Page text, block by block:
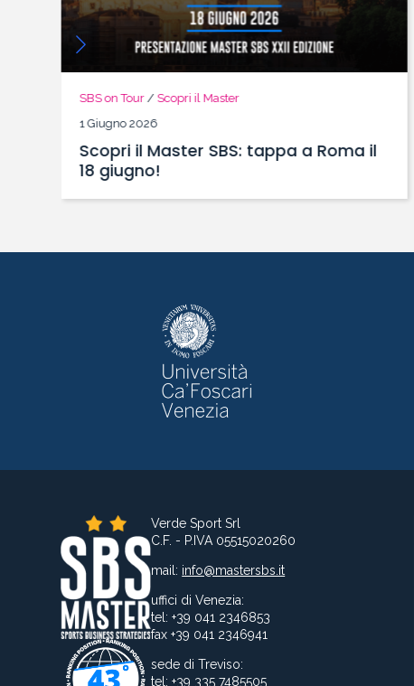
SBS on Tour/ Scopri il Master
1 Giugno 2026
Scopri il Master SBS: tappa a Roma il
18 giugno!
Verde Sport Srl
C.F. - P.IVA 05515020260
mail: info@mastersbs.it
uffici di Venezia:
tel: +39 041 2346853
fax +39 041 2346941
sede di Treviso:
tel: +39 335 7485505